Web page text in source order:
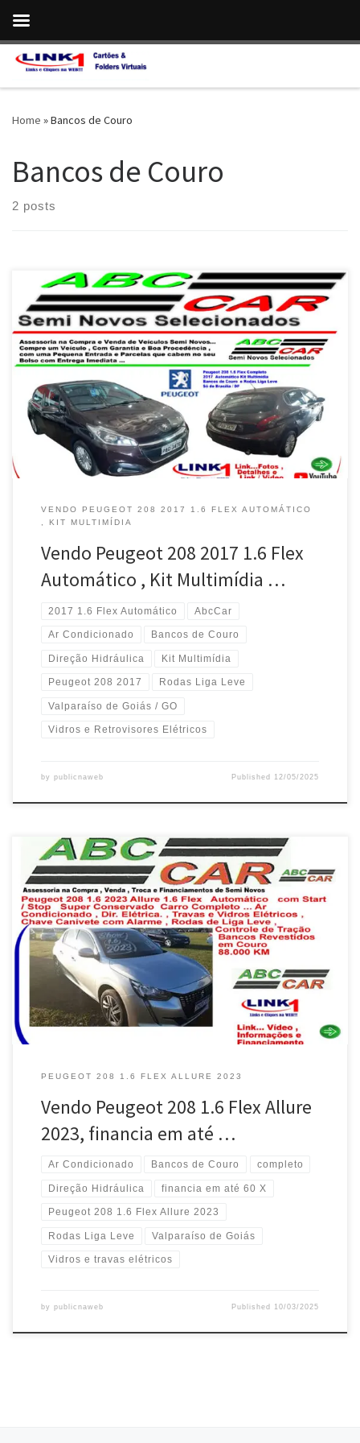
Skip to content
Home »Bancos de Couro
Bancos de Couro
2 posts
Vendo Peugeot 208 2017 1.6 Flex Automático , Kit Multimídia e
Rodas Liga Leve em Valparaíso de Goiás / GO Peugeot 208 2017
1.6 , com Ar Condicionado e Bancos de Couro Só Brasília / DF
Peugeot 208 2017 1.6 , Direção Elétrica , Financia até 60 Pagtos ,
Só […]
VENDO PEUGEOT 208 2017 1.6 FLEX AUTOMÁTICO
, KIT MULTIMÍDIA
Vendo Peugeot 208 2017 1.6 Flex
Automático , Kit Multimídia …
2017 1.6 Flex Automático AbcCar
Ar Condicionado Bancos de Couro
Direção Hidráulica Kit Multimídia
Peugeot 208 2017 Rodas Liga Leve
Valparaíso de Goiás / GO
Vidros e Retrovisores Elétricos
by publicnaweb Published 12/05/2025
Vendo Peugeot 208 1.6 Flex Allure 2023 , Financia em até 60 X ,
Valparaíso de Goiás / GO Em Valparaíso de Goiás / GO , vendo
,Peugeot 208 1.6 Flex 2023 , Completo , com Bancos de Couro
… Peugeot 208 1.6 Flex 2023 , ótimo para Uber completo , […]
PEUGEOT 208 1.6 FLEX ALLURE 2023
Vendo Peugeot 208 1.6 Flex Allure
2023, financia em até …
Ar Condicionado Bancos de Couro completo
Direção Hidráulica financia em até 60 X
Peugeot 208 1.6 Flex Allure 2023
Rodas Liga Leve Valparaíso de Goiás
Vidros e travas elétricos
by publicnaweb Published 10/03/2025